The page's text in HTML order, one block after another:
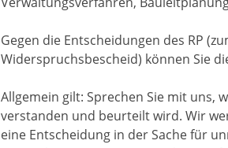
Gegen die Entscheidungen des RP
Widerspruchsbescheid) können Sie
Allgemein gilt: Sprechen Sie mit uns,
verstanden und beurteilt wird. Wir
eine Entscheidung in der Sache für